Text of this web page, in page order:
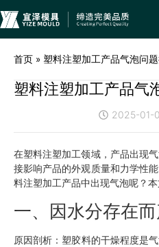
首页 » 塑料注塑加工产品气泡问
塑料注塑加工产品气
2025-01-
在塑料注塑加工领域，产品出现
接影响产品的外观质量和力学性
料注塑加工产品中出现气泡呢？
一、因水分存在
原因剖析： 塑胶料的干燥程度是